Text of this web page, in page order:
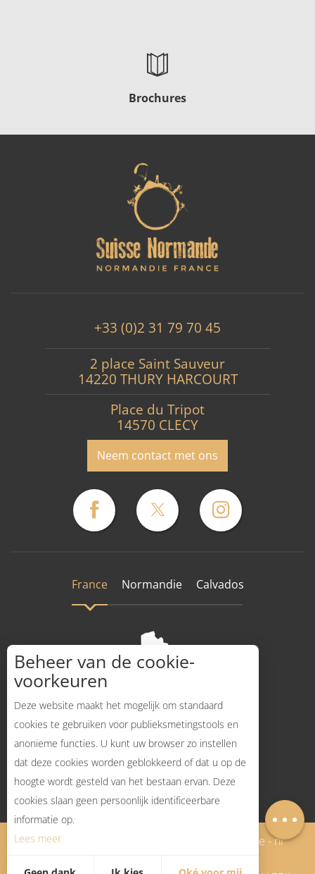
Kaart
Brochures
+33 (0)2 31 79 70 45
2 place Saint Sauveur
14220 THURY HARCOURT
Place du Tripot
14570 CLECY
Neem contact met ons
France Normandie Calvados
Hoe komt dat?
Mentions légales - Nederlands Plan du site - nl
Beheer van de cookie-
voorkeuren
Deze website maakt het mogelijk om standaard
cookies te gebruiken voor publieksmetingstools en
anonieme functies. U kunt uw browser zo instellen
dat deze cookies worden geblokkeerd of dat u op de
hoogte wordt gesteld van het bestaan ervan. Deze
cookies slaan geen persoonlijk identificeerbare
informatie op.
Lees meer